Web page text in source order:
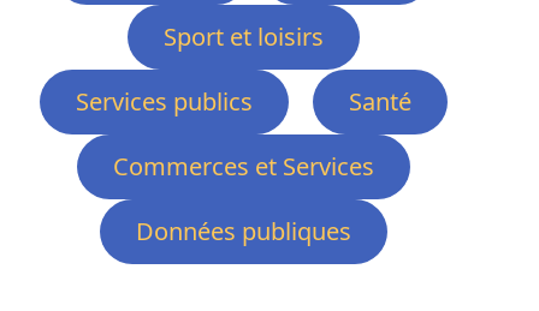
Sport et loisirs
Services publics
Santé
Commerces et Services
Données publiques